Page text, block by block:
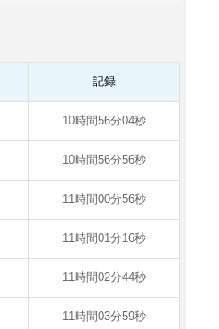
記録
10時間56分04秒
10時間56分56秒
11時間00分56秒
11時間01分16秒
11時間02分44秒
11時間03分59秒